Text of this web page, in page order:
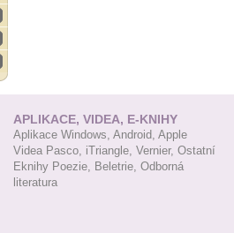
APLIKACE, VIDEA, E-KNIHY
Aplikace Windows, Android, Apple
Videa Pasco, iTriangle, Vernier, Ostatní
Eknihy Poezie, Beletrie, Odborná
literatura